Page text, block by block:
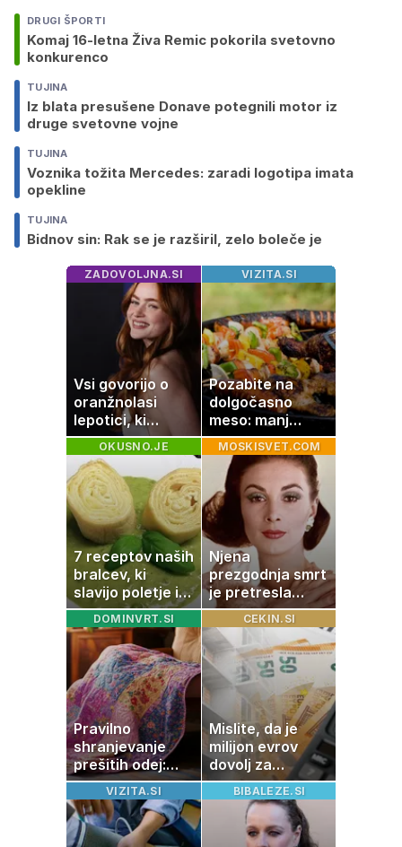
DRUGI ŠPORTI
Komaj 16-letna Živa Remic pokorila svetovno
konkurenco
TUJINA
Iz blata presušene Donave potegnili motor iz
druge svetovne vojne
TUJINA
Voznika tožita Mercedes: zaradi logotipa imata
opekline
TUJINA
Bidnov sin: Rak se je razširil, zelo boleče je
ZADOVOLJNA.SI
Vsi govorijo o
oranžnolasi
lepotici, ki
navdušuje s
skrivnostno
vlogo
VIZITA.SI
Pozabite na
dolgočasno
meso: manj
maščobe, več
svežine
OKUSNO.JE
7 receptov naših
bralcev, ki
slavijo poletje in
tradicijo
MOSKISVET.COM
Njena
prezgodnja smrt
je pretresla
modni svet: za
slavo se je
skrivala
tragedija
DOMINVRT.SI
Pravilno
shranjevanje
prešitih odej:
Kako ohraniti
družinsko
dediščino
CEKIN.SI
Mislite, da je
milijon evrov
dovolj za
sanjsko
stanovanje? Te
številke so
šokirale Evropo
VIZITA.SI BIBALEZE.SI